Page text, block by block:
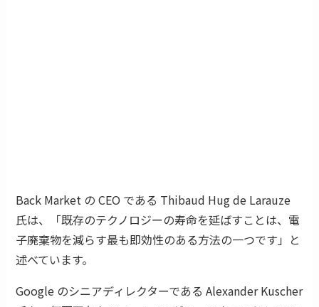
Back Market の CEO である Thibaud Hug de Larauze
氏は、「既存のテクノロジーの寿命を延ばすことは、電
子廃棄物を減らす最も即効性のある方法の一つです」と
述べています。
Google のシニアディレクターである Alexander Kuscher